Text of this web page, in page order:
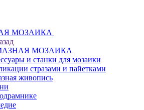
МОЗАИКА
МОЗАИКА
и станки для мозаики
стразами и пайетками
живопись